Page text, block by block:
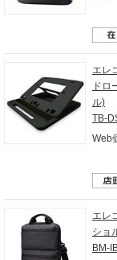
エレ
ドロ
ル)
TB-
Web
エレ
ショ
BM-